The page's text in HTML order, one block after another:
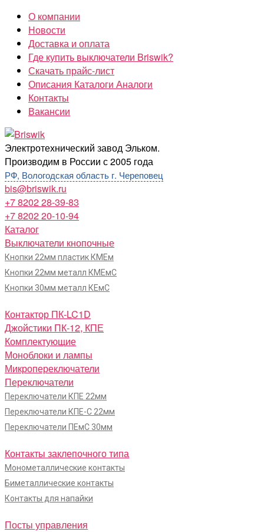
Перейти
содержимому
О компании
Новости
Доставка и оплата
Где купить выключатели Briswik?
Скачать прайс-лист
Описания Каталоги Аналоги
Контакты
Вакансии
Briswik
Электротехнический завод Эльком.
Производим в России с 2005 года
РФ, Вологодская область г. Череповец
bis@briswik.ru
+7 8202 28-39-83
+7 8202 20-10-94
Каталог
Выключатели кнопочные
Кнопки 22мм пластик КМЕм
Кнопки 22мм металл КМЕмС
Кнопки 30мм металл КЕмС
Контактор ПК-LC1D
Джойстики ПК-12, КПЕ
Комплектующие
Моноблоки и лампы
Микропереключатели
Переключатели
Переключатели КПЕ 22мм
Переключатели КПЕ-С 22мм
Переключатели ПЕмС 30мм
Контакты заклепочного типа
Монометаллические контакты
Биметаллические контакты
Контакты для напайки
Посты управления